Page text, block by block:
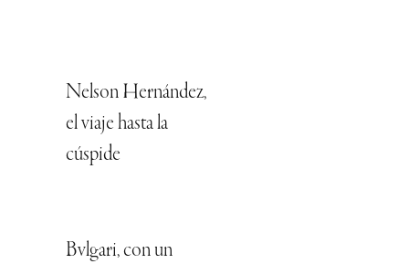
Nelson Hernández,
el viaje hasta la
cúspide
Bvlgari, con un